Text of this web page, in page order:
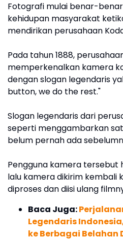
Fotografi mulai benar-
kehidupan masyarakat
mendirikan perusahaan
Pada tahun 1888,
memperkenalkan kamera
dengan slogan legendaris
button, we do the rest."
Slogan legendaris dari
seperti menggambarkan
belum pernah ada
Pengguna kamera
lalu kamera dikirim kembali
diproses dan diisi ulang
Baca Juga:
Legendaris
ke Berbagai Belahan